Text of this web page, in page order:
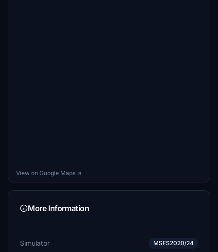
View on Google Maps ↗
More Information
Simulator MSFS2020/24